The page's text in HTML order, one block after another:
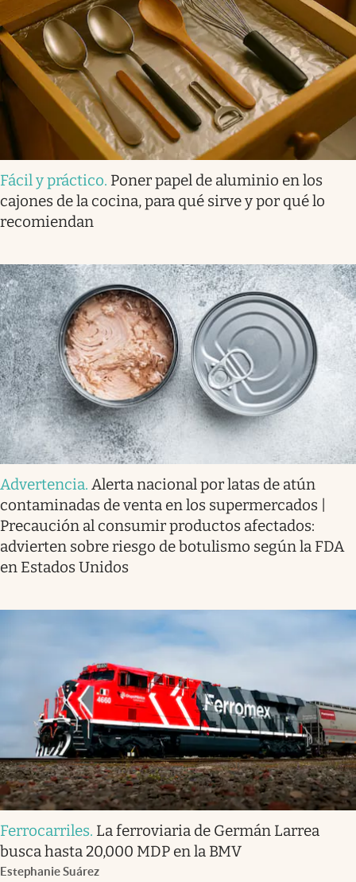
Fácil y práctico. Poner papel de aluminio en los
cajones de la cocina, para qué sirve y por qué lo
recomiendan
Advertencia. Alerta nacional por latas de atún
contaminadas de venta en los supermercados |
Precaución al consumir productos afectados:
advierten sobre riesgo de botulismo según la FDA
en Estados Unidos
Ferrocarriles. La ferroviaria de Germán Larrea
busca hasta 20,000 MDP en la BMV
Estephanie Suárez